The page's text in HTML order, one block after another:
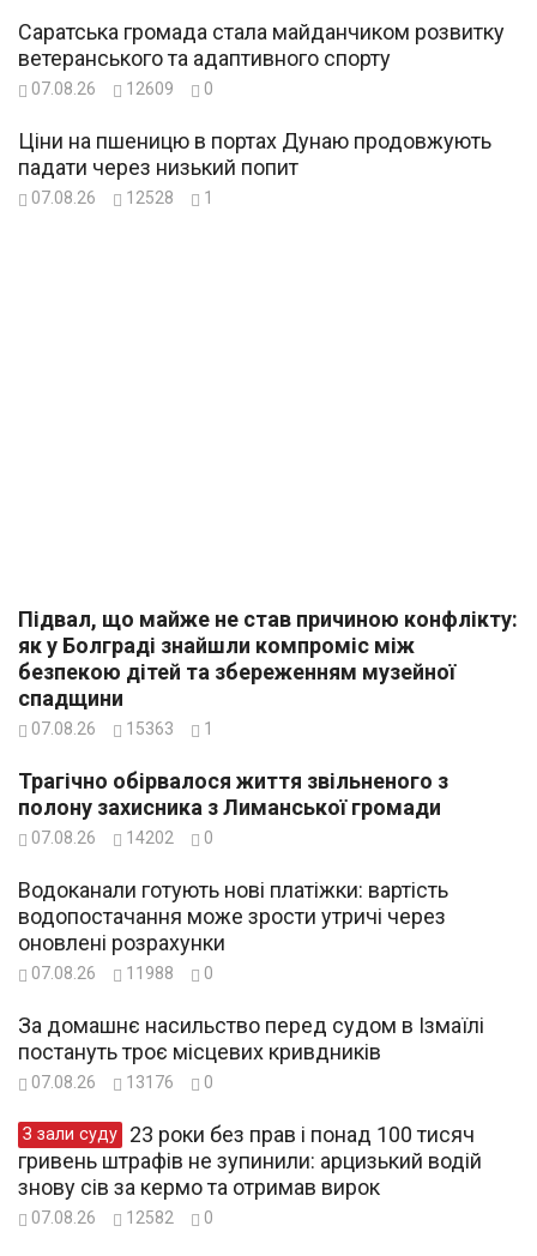
Саратська громада стала майданчиком розвитку
ветеранського та адаптивного спорту
07.08.26 12609 0
Ціни на пшеницю в портах Дунаю продовжують
падати через низький попит
07.08.26 12528 1
Підвал, що майже не став причиною конфлікту:
як у Болграді знайшли компроміс між
безпекою дітей та збереженням музейної
спадщини
07.08.26 15363 1
Трагічно обірвалося життя звільненого з
полону захисника з Лиманської громади
07.08.26 14202 0
Водоканали готують нові платіжки: вартість
водопостачання може зрости утричі через
оновлені розрахунки
07.08.26 11988 0
За домашнє насильство перед судом в Ізмаїлі
постануть троє місцевих кривдників
07.08.26 13176 0
З зали суду
гривень штрафів не зупинили: арцизький водій
знову сів за кермо та отримав вирок
07.08.26 12582 0